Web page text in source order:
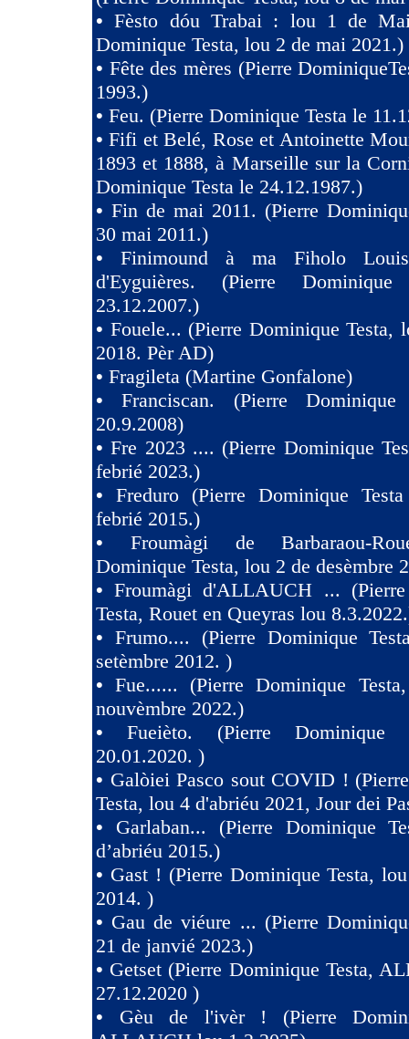
•Fèsto dóu Trabai : lou 1 de
Dominique Testa, lou 2 de mai 2021.)
• Fête des mères (Pierre
1993.)
• Feu. (Pierre Dominique Testa le
•Fifi et Belé, Rose et Antoinette
1893 et 1888, à Marseille sur la
Dominique Testa le 24.12.1987.)
• Fin de mai 2011. (Pierre
30 mai 2011.)
• Finimound à ma Fiholo
d'Eyguières. (Pierre
23.12.2007.)
• Fouele... (Pierre Dominique Testa,
2018. Pèr AD)
• Fragileta (Martine Gonfalone)
•Franciscan. (Pierre
20.9.2008)
•Fre 2023 .... (Pierre Dominique
febrié 2023.)
• Freduro (Pierre Dominique
febrié 2015.)
• Froumàgi de Barbaraou-
Dominique Testa, lou 2 de desèmbre
•Froumàgi d'ALLAUCH ...
Testa, Rouet en Queyras lou
• Frumo.... (Pierre Dominique
setèmbre 2012. )
•Fue...... (Pierre Dominique
nouvèmbre 2022.)
•Fueièto. (Pierre Dominique
20.01.2020. )
• Galòiei Pasco sout COVID !
Testa, lou 4 d'abriéu 2021, Jour dei
• Garlaban... (Pierre Dominique
d’abriéu 2015.)
• Gast ! (Pierre Dominique Testa,
2014. )
• Gau de viéure ... (Pierre
21 de janvié 2023.)
• Getset (Pierre Dominique Testa,
27.12.2020 )
• Gèu de l'ivèr ! (Pierre